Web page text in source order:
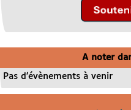
A noter
Pas d’évènements à venir